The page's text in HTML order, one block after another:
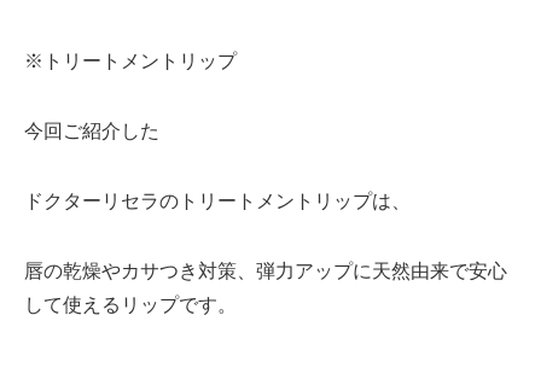
※トリートメントリップ
今回ご紹介した
ドクターリセラのトリートメントリップは、
唇の乾燥やカサつき対策、弾力アップに天然由来で安心
して使えるリップです。